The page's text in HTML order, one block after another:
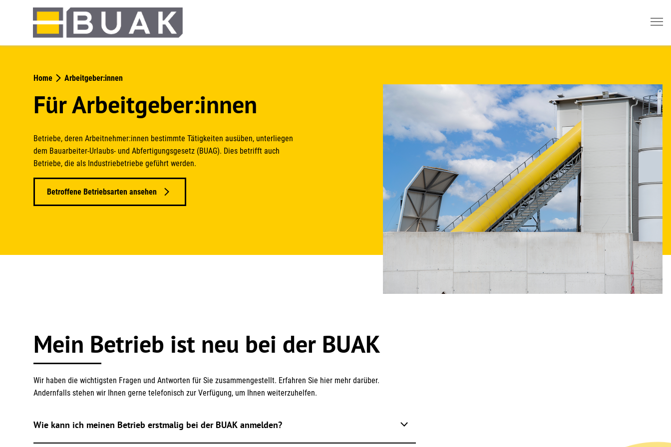
Home Arbeitgeber:innen
Für Arbeitgeber:innen
Betriebe, deren Arbeitnehmer:innen bestimmte Tätigkeiten ausüben, unterliegen
dem Bauarbeiter-Urlaubs- und Abfertigungsgesetz (BUAG). Dies betrifft auch
Betriebe, die als Industriebetriebe geführt werden.
Betroffene Betriebsarten ansehen
Mein Betrieb ist neu bei der BUAK
Wir haben die wichtigsten Fragen und Antworten für Sie zusammengestellt. Erfahren Sie hier mehr darüber.
Andernfalls stehen wir Ihnen gerne telefonisch zur Verfügung, um Ihnen weiterzuhelfen.
Wie kann ich meinen Betrieb erstmalig bei der BUAK anmelden?